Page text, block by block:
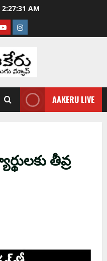
2:27:32 AM
AAKERU LIVE
తీవ్ర